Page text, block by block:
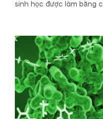
sinh học được làm bằng